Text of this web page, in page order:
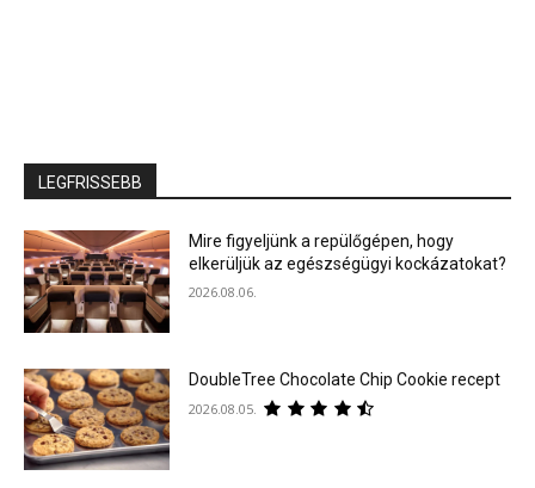
LEGFRISSEBB
Mire figyeljünk a repülőgépen, hogy
elkerüljük az egészségügyi kockázatokat?
2026.08.06.
DoubleTree Chocolate Chip Cookie recept
2026.08.05.